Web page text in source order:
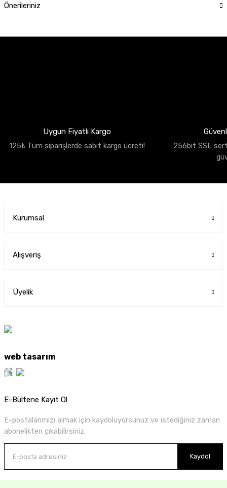
Önerileriniz
Uygun Fiyatlı Kargo
125₺ Tüm siparişlerde sabit kargo ücreti!
256bit SSL
Kurumsal
Alışveriş
Üyelik
web tasarım
E-Bültene Kayıt Ol
E-postalarımızı almak için kaydoluyorsunuz ve istediğiniz zaman
abonelikten çıkabilirsiniz.
Kaydol